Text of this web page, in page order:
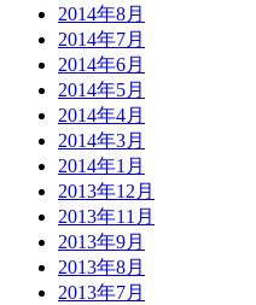
2014年8月
2014年7月
2014年6月
2014年5月
2014年4月
2014年3月
2014年1月
2013年12月
2013年11月
2013年9月
2013年8月
2013年7月